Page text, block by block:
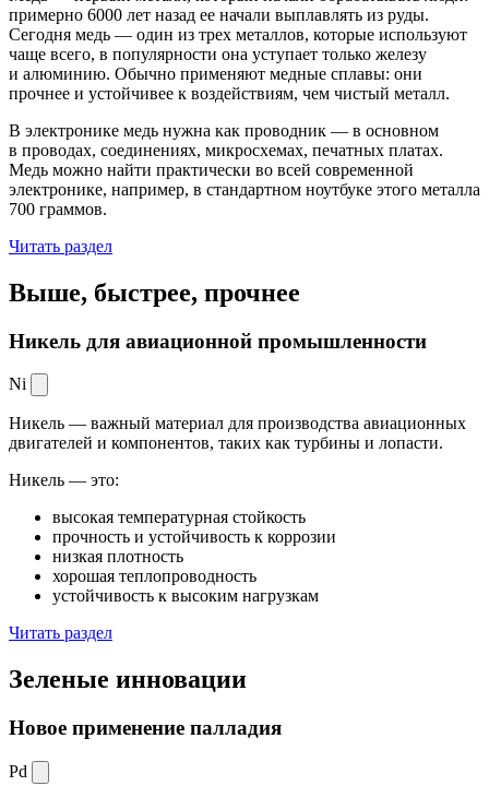
примерно 6000 лет назад ее начали выплавлять из руды.
Сегодня медь — один из трех металлов, которые используют
чаще всего, в популярности она уступает только железу
и алюминию. Обычно применяют медные сплавы: они
прочнее и устойчивее к воздействиям, чем чистый металл.
В электронике медь нужна как проводник — в основном
в проводах, соединениях, микросхемах, печатных платах.
Медь можно найти практически во всей современной
электронике, например, в стандартном ноутбуке этого металла
700 граммов.
Читать раздел
Выше, быстрее, прочнее
Никель для авиационной промышленности
Ni
Никель — важный материал для производства авиационных
двигателей и компонентов, таких как турбины и лопасти.
Никель — это:
высокая температурная стойкость
прочность и устойчивость к коррозии
низкая плотность
хорошая теплопроводность
устойчивость к высоким нагрузкам
Читать раздел
Зеленые инновации
Новое применение палладия
Pd